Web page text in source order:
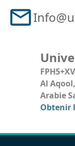
Al
Arabie
Obtenir